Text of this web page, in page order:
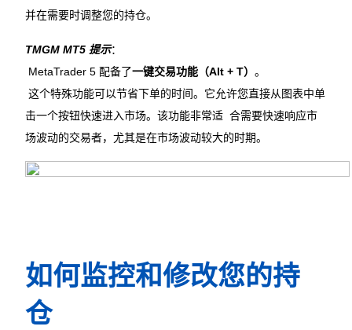
并在需要时调整您的持仓。
TMGM MT5 提示：
MetaTrader 5 配备了一键交易功能（Alt + T） 。
这个特殊功能可以节省下单的时间。它允许您直接从图表中单
击一个按钮快速进入市场。该功能非常适  合需要快速响应市
场波动的交易者，尤其是在市场波动较大的时期。
如何监控和修改您的持
仓